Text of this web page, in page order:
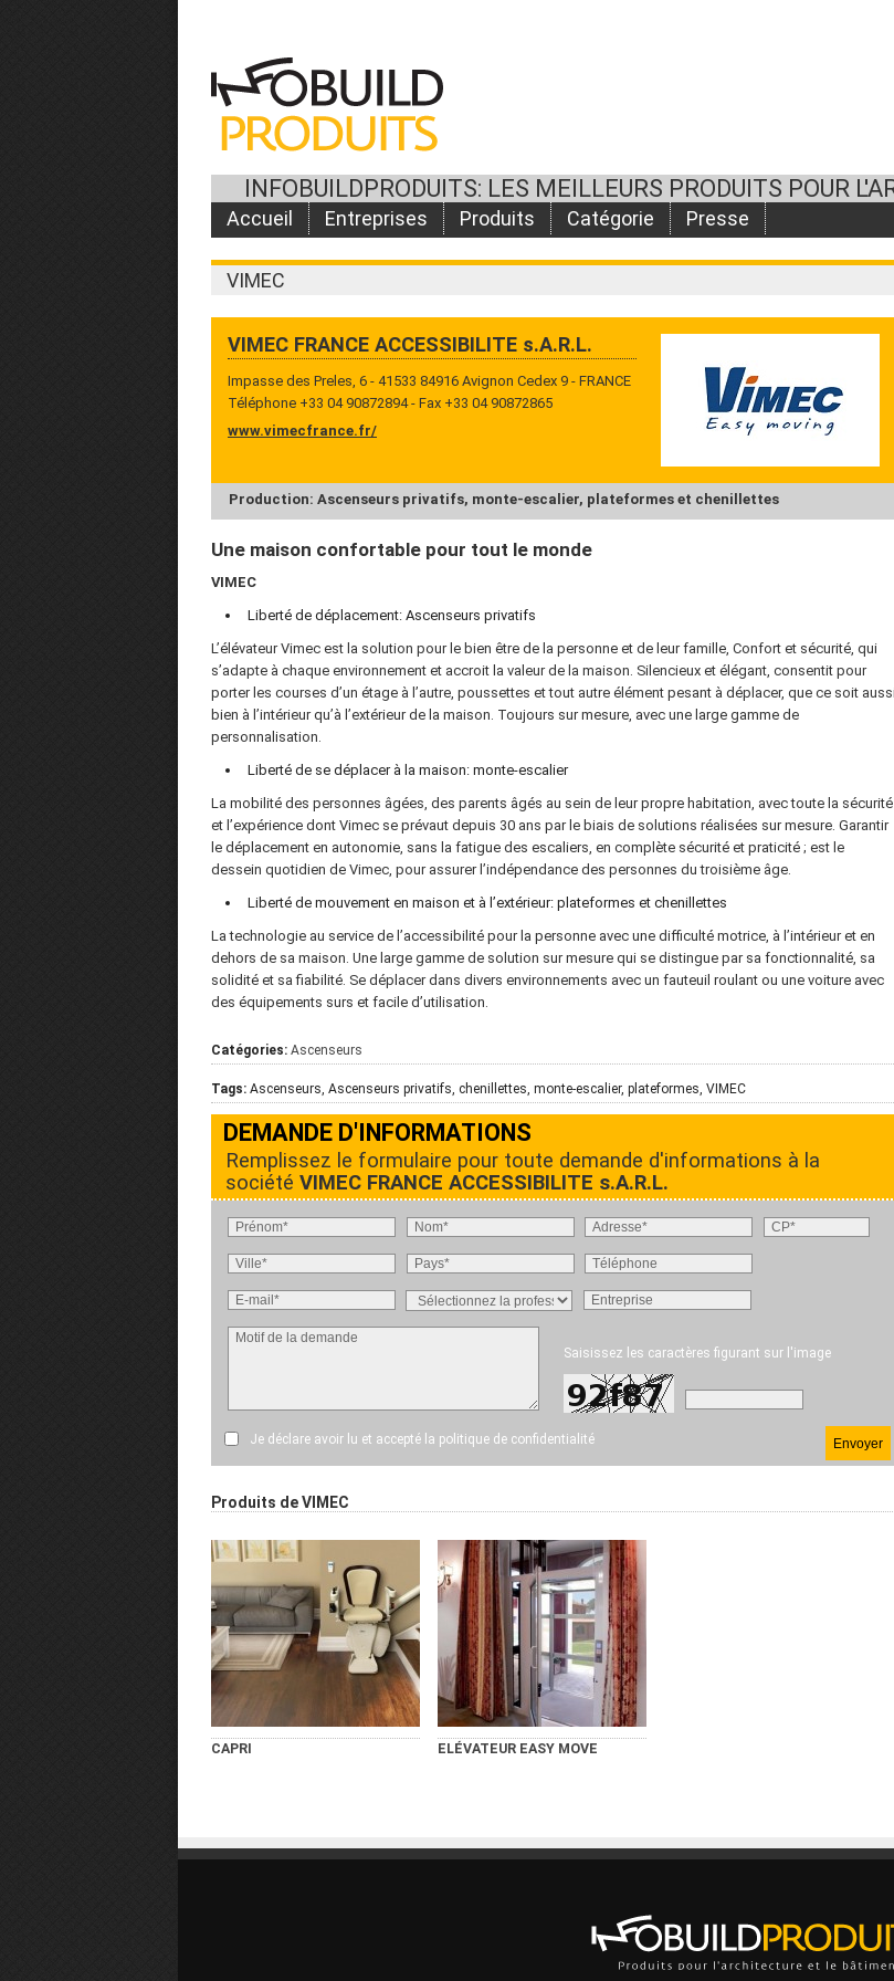
INFOBUILDPRODUITS: LES MEILLEURS PRODUITS POUR
Accueil Entreprises Produits Catégorie Presse
VIMEC
VIMEC FRANCE ACCESSIBILITE s.A.R.L.
Impasse des Preles, 6 - 41533 84916 Avignon Cedex 9 - FRANCE
Téléphone +33 04 90872894 - Fax +33 04 90872865
www.vimecfrance.fr/
Production: Ascenseurs privatifs, monte-escalier, plateformes et chenillettes
Une maison confortable pour tout le monde
VIMEC
Liberté de déplacement: Ascenseurs privatifs
L’élévateur Vimec est la solution pour le bien être de la personne et de leur famille, Confort et sécurité, qui
s’adapte à chaque environnement et accroit la valeur de la maison. Silencieux et élégant, consentit pour
porter les courses d’un étage à l’autre, poussettes et tout autre élément pesant à déplacer, que ce soit
bien à l’intérieur qu’à l’extérieur de la maison. Toujours sur mesure, avec une large gamme de
personnalisation.
Liberté de se déplacer à la maison: monte-escalier
La mobilité des personnes âgées, des parents âgés au sein de leur propre habitation, avec toute la sécurité
et l’expérience dont Vimec se prévaut depuis 30 ans par le biais de solutions réalisées sur mesure. Garantir
le déplacement en autonomie, sans la fatigue des escaliers, en complète sécurité et praticité ; est le
dessein quotidien de Vimec, pour assurer l’indépendance des personnes du troisième âge.
Liberté de mouvement en maison et à l’extérieur: plateformes et chenillettes
La technologie au service de l’accessibilité pour la personne avec une difficulté motrice, à l’intérieur et en
dehors de sa maison. Une large gamme de solution sur mesure qui se distingue par sa fonctionnalité, sa
solidité et sa fiabilité. Se déplacer dans divers environnements avec un fauteuil roulant ou une voiture avec
des équipements surs et facile d’utilisation.
Catégories: Ascenseurs
Tags: Ascenseurs, Ascenseurs privatifs, chenillettes, monte-escalier, plateformes, VIMEC
DEMANDE D'INFORMATIONS
Remplissez le formulaire pour toute demande d'informations à la
société VIMEC FRANCE ACCESSIBILITE s.A.R.L.
Saisissez les caractères figurant sur l'image
Je déclare avoir lu et accepté la politique de confidentialité
Produits de VIMEC
CAPRI ELÉVATEUR EASY MOVE